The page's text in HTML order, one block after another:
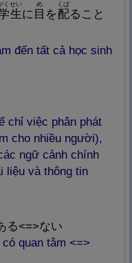
生
くせい
に 目
め
を 配
くば
ること
đến tất cả học sinh
chỉ việc phân phát
cho nhiều người),
ngữ cảnh chính
liệu và thông tin
る<=>ない
quan tâm <=>